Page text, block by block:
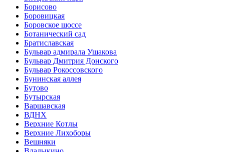
Борисово
Боровицкая
Боровское шоссе
Ботанический сад
Братиславская
Бульвар адмирала Ушакова
Бульвар Дмитрия Донского
Бульвар Рокоссовского
Бунинская аллея
Бутово
Бутырская
Варшавская
ВДНХ
Верхние Котлы
Верхние Лихоборы
Вешняки